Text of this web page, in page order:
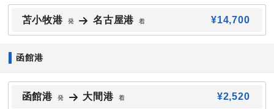
苫小牧港 発 名古屋港 着 ¥14,700
函館港
函館港 発 大間港 着 ¥2,520